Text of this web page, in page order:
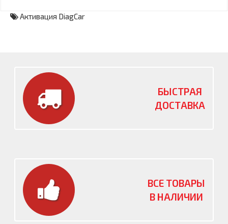
Активация DiagCar
БЫСТРАЯ
ДОСТАВКА
ВСЕ ТОВАРЫ
В НАЛИЧИИ